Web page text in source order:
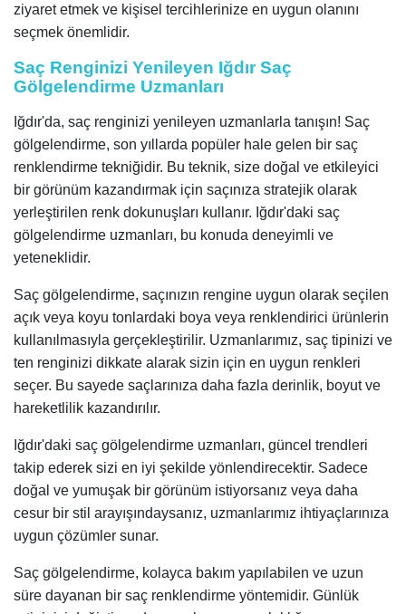
ziyaret etmek ve kişisel tercihlerinize en uygun olanını
seçmek önemlidir.
Saç Renginizi Yenileyen Iğdır Saç
Gölgelendirme Uzmanları
Iğdır'da, saç renginizi yenileyen uzmanlarla tanışın! Saç
gölgelendirme, son yıllarda popüler hale gelen bir saç
renklendirme tekniğidir. Bu teknik, size doğal ve etkileyici
bir görünüm kazandırmak için saçınıza stratejik olarak
yerleştirilen renk dokunuşları kullanır. Iğdır'daki saç
gölgelendirme uzmanları, bu konuda deneyimli ve
yeteneklidir.
Saç gölgelendirme, saçınızın rengine uygun olarak seçilen
açık veya koyu tonlardaki boya veya renklendirici ürünlerin
kullanılmasıyla gerçekleştirilir. Uzmanlarımız, saç tipinizi ve
ten renginizi dikkate alarak sizin için en uygun renkleri
seçer. Bu sayede saçlarınıza daha fazla derinlik, boyut ve
hareketlilik kazandırılır.
Iğdır'daki saç gölgelendirme uzmanları, güncel trendleri
takip ederek sizi en iyi şekilde yönlendirecektir. Sadece
doğal ve yumuşak bir görünüm istiyorsanız veya daha
cesur bir stil arayışındaysanız, uzmanlarımız ihtiyaçlarınıza
uygun çözümler sunar.
Saç gölgelendirme, kolayca bakım yapılabilen ve uzun
süre dayanan bir saç renklendirme yöntemidir. Günlük